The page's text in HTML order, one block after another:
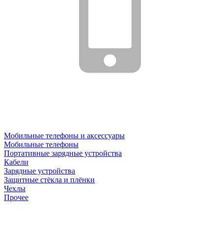
Мобильные телефоны и аксессуары
Мобильные телефоны
Портативные зарядные устройства
Кабели
Зарядные устройства
Защитные стёкла и плёнки
Чехлы
Прочее